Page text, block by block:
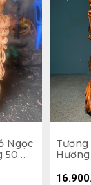
Ngọc
50
Tượng
Hương